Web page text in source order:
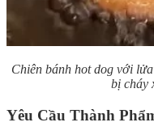
Chiên bánh hot dog với
bị cháy
Yêu Cầu Thành